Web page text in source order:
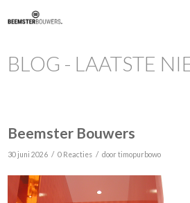
BLOG - LAATSTE
Beemster Bouwers
30 juni 2026 / 0 Reacties / doortimopurbowo